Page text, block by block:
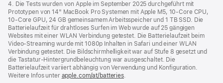
4. Die Tests wurden von Apple im September 2025 durchgeführt mit
Prototypen von 14" MacBook Pro Systemen mit Apple M5, 10‑Core CPU,
10‑Core GPU, 24 GB gemeinsamem Arbeitsspeicher und 1 TB SSD. Die
Batterielaufzeit für drahtloses Surfen im Web wurde auf 25 gängigen
Websites mit einer WLAN Verbindung getestet. Die Batterielaufzeit beim
Video-Streaming wurde mit 1080p Inhalten in Safari und einer WLAN
Verbindung getestet. Die Bildschirm­helligkeit war auf Stufe 8 gesetzt und
die Tastatur-Hintergrund­beleuchtung war ausgeschaltet. Die
Batterielaufzeit variiert abhängig von Verwendung und Konfiguration.
Weitere Infos unter apple.com/at/batteries.